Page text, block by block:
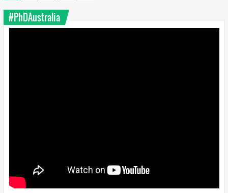
#PhDAustralia